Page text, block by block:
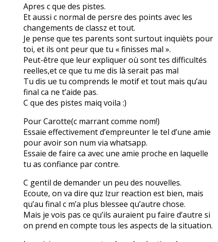
Apres c que des pistes.
Et aussi c normal de persre des points avec les
changements de classz et tout.
Je pense que tes parents sont surtout inquièts pour
toi, et ils ont peur que tu « finisses mal ».
Peut-être que leur expliquer où sont tes difficultés
reelles,et ce que tu me dis là serait pas mal
Tu dis ue tu comprends le motif et tout mais qu’au
final ca ne t’aide pas.
C que des pistes maiq voila :)
Pour Carotte(c marrant comme nom!)
Essaie effectivement d’empreunter le tel d’une amie
pour avoir son num via whatsapp.
Essaie de faire ca avec une amie proche en laquelle
tu as confiance par contre.
C gentil de demander un peu des nouvelles.
Ecoute, on va dire quz lzur reaction est bien, mais
qu’au final c m’a plus blessee qu’autre chose.
Mais je vois pas ce qu’ils auraient pu faire d’autre si
on prend en compte tous les aspects de la situation.